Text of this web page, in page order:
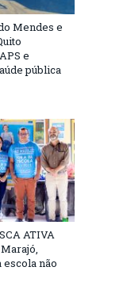
Mendes e
e
pública
ATIVA
não